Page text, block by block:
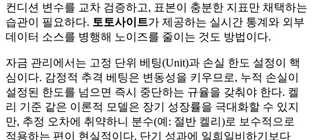
컨디션 변수를 교차 검증하고, 표본이 충분한 지표만 채택하는
습관이 필요하다. 토토사이트가 제공하는 실시간 통계와 외부
데이터 소스를 병행해 노이즈를 줄이는 것도 방법이다.
자금 관리에서는 고정 단위 베팅(Unit)과 손실 한도 설정이 핵
심이다. 감정적 추격 베팅은 변동성을 키우므로, 누적 손실이
설정된 한도를 넘으면 즉시 중단하는 규율을 갖춰야 한다. 켈
리 기준 같은 이론적 모델은 장기 성장률을 극대화할 수 있지
만, 추정 오차에 취약하니 분수(예: 절반 켈리)로 보수적으로
적용하는 편이 현실적이다. 단기 성과에 일희일비하기보다